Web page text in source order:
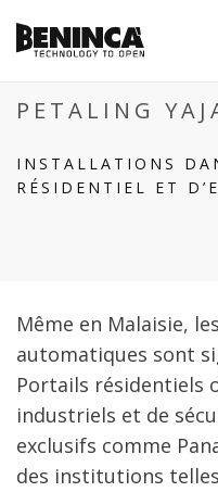
PETALING
INSTALLATIONS
RÉSIDENTIEL ET
Même en Malaisie,
automatiques sont
Portails résidentiels
industriels et de
exclusifs comme
des institutions